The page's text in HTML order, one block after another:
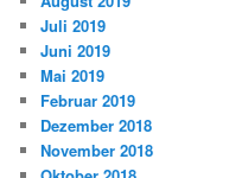
Juli 2019
Juni 2019
Mai 2019
Februar 2019
Dezember 2018
November 2018